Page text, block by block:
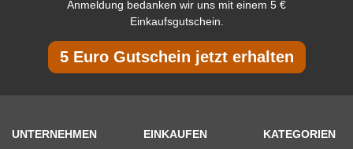
Anmeldung bedanken wir uns mit einem 5 €
Einkaufsgutschein.
5 Euro Gutschein jetzt erhalten
UNTERNEHMEN
EINKAUFEN
KATEGORIEN